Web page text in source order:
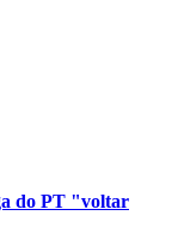
do PT "voltar